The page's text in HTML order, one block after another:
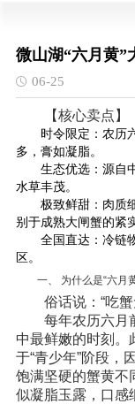
微山湖“六月黄”
06-25
【核心卖点】
时令限定 ：农历
多，膏如凝脂。
生态优选：源自
水草丰茂。
极致鲜甜：肉质
别于成熟大闸蟹的紧
全国直达：冷链
区。
一、 为什么是“六月黄
俗话说：“吃蟹
每年农历六月前
中最鲜嫩的时刻。
于“青少年”阶段，
饱满坚硬的蟹黄不
似凝脂玉露，口感